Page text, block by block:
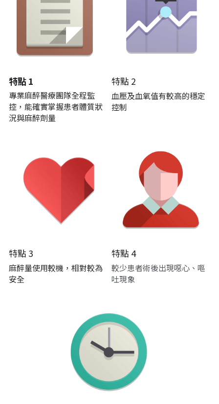
特點 1
專業麻醉醫療團隊全程監
控，能確實掌握患者體質狀
況與麻醉劑量
特點 2
血壓及血氧值有較高的穩定
控制
特點 3
麻醉量使用較機，相對較為
安全
特點 4
較少患者術後出現噁心、嘔
吐現象